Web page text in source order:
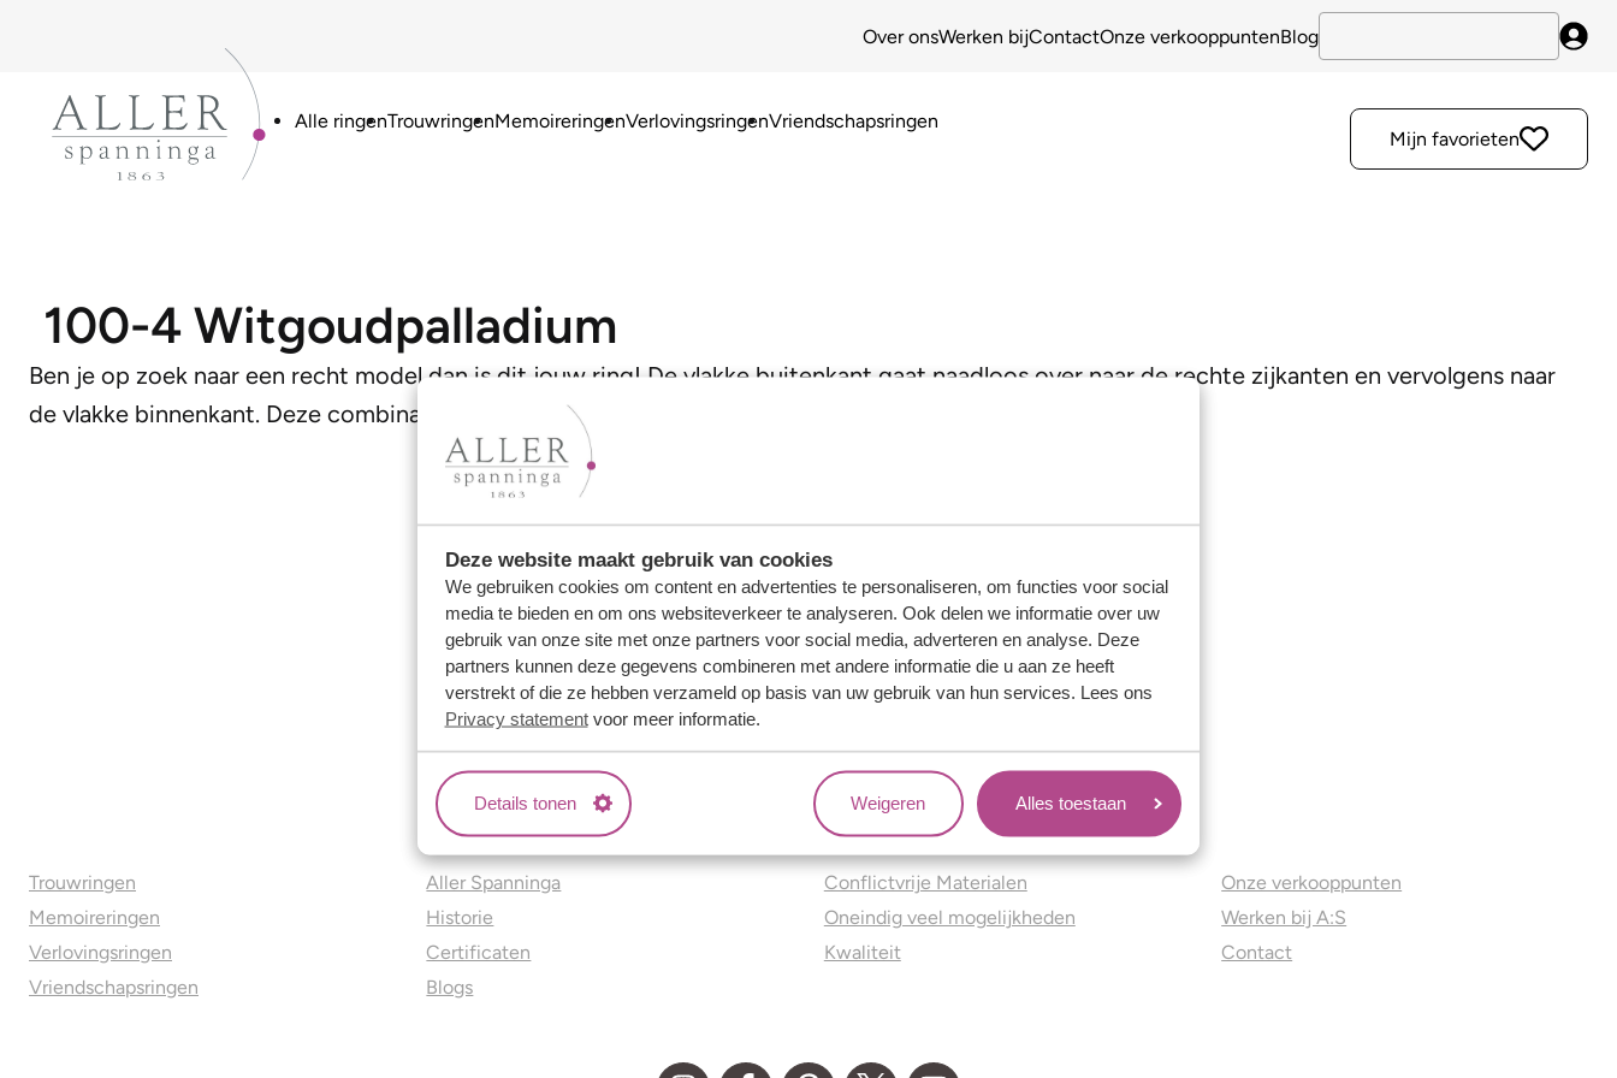
Deze website maakt gebruik van cookies
We gebruiken cookies om content en advertenties te personaliseren, om functies voor social
media te bieden en om ons websiteverkeer te analyseren. Ook delen we informatie over uw
gebruik van onze site met onze partners voor social media, adverteren en analyse. Deze
partners kunnen deze gegevens combineren met andere informatie die u aan ze heeft
verstrekt of die ze hebben verzameld op basis van uw gebruik van hun services. Lees ons
Privacy statementvoor meer informatie.
Details tonen Weigeren Alles toestaan
Over onsWerken bijContactOnze verkooppuntenBlog
Alle ringenTrouwringenMemoireringenVerlovingsringenVriendschapsringen
Mijn favorieten
100-4 Witgoudpalladium
Ben je op zoek naar een recht model dan is dit jouw ring! De vlakke buitenkant gaat naadloos over naar de rechte zijkanten en vervolgens naar
de vlakke binnenkant. Deze combinatie zorgt voor een heel moderne look!
Trouwringen
Memoireringen
Verlovingsringen
Vriendschapsringen
Over ons
Aller Spanninga
Historie
Certificaten
Blogs
Jouw voordelen
Conflictvrije Materialen
Oneindig veel mogelijkheden
Kwaliteit
Onze verkooppunten
Werken bij A:S
Contact